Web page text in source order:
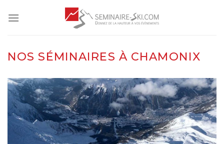
NOS SÉMINAIRES À CHAMONIX